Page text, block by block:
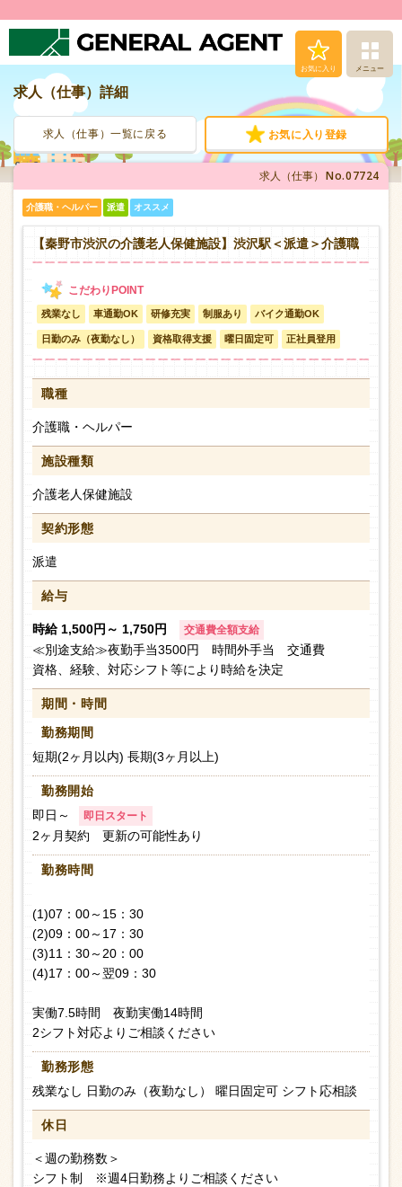
お気に入り メニュー
人材派遣サービス
転職支援サービス
登録から就業まで
お問い合わせ
求人（仕事）詳細
求人（仕事）一覧に戻る お気に入り登録
求人（仕事） No.07724
介護職・ヘルパー 派遣 オススメ
【秦野市渋沢の介護老人保健施設】渋沢駅＜派遣＞介護職
残業なし 車通勤OK 研修充実 制服あり バイク通勤OK
日勤のみ（夜勤なし） 資格取得支援 曜日固定可 正社員登用
職種
介護職・ヘルパー
施設種類
介護老人保健施設
契約形態
派遣
給与
時給 1,500円～ 1,750円 交通費全額支給
≪別途支給≫夜勤手当3500円 時間外手当 交通費
資格、経験、対応シフト等により時給を決定
期間・時間
勤務期間
短期(2ヶ月以内) 長期(3ヶ月以上)
勤務開始
即日～
即日スタート
2ヶ月契約 更新の可能性あり
勤務時間
(1)07：00～15：30
(2)09：00～17：30
(3)11：30～20：00
(4)17：00～翌09：30
実働7.5時間 夜勤実働14時間
2シフト対応よりご相談ください
勤務形態
残業なし 日勤のみ（夜勤なし） 曜日固定可 シフト応相談
休日
＜週の勤務数＞
シフト制 ※週4日勤務よりご相談ください